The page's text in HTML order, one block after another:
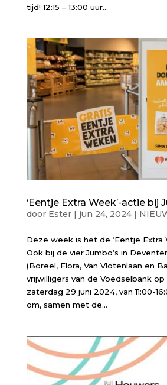
tijd! 12:15 – 13:00 uur...
‘Eentje Extra Week’-actie bij
door Ester| jun 24, 2024|
Deze week is het de ‘Eentje Extra
Ook bij de vier Jumbo’s in
(Boreel, Flora, Van Vlotenlaan en
vrijwilligers van de Voedselbank
zaterdag 29 juni 2024, van 11:00-
om, samen met de...